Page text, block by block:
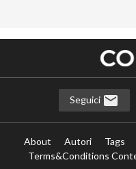
Seguici
About Autori Tags
Terms&Conditions